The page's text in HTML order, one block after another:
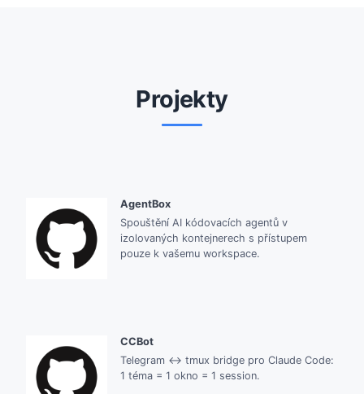
Projekty
AgentBox
Spouštění AI kódovacích agentů v
izolovaných kontejnerech s přístupem
pouze k vašemu workspace.
CCBot
Telegram ↔ tmux bridge pro Claude Code:
1 téma = 1 okno = 1 session.